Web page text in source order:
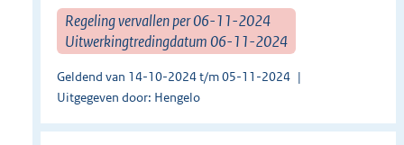
Regeling vervallen per 06-11-2024
Uitwerkingtredingdatum 06-11-2024
Geldend van 14-10-2024 t/m 05-11-2024
Uitgegeven door: Hengelo